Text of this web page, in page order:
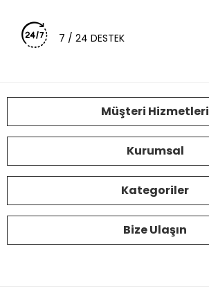
7 / 24 DESTEK
Müşteri Hizmetleri
Kurumsal
Kategoriler
Bize Ulaşın